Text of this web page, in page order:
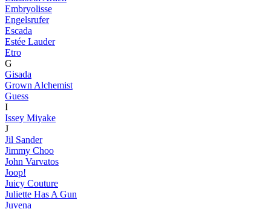
Embryolisse
Engelsrufer
Escada
Estée Lauder
Etro
G
Gisada
Grown Alchemist
Guess
I
Issey Miyake
J
Jil Sander
Jimmy Choo
John Varvatos
Joop!
Juicy Couture
Juliette Has A Gun
Juvena